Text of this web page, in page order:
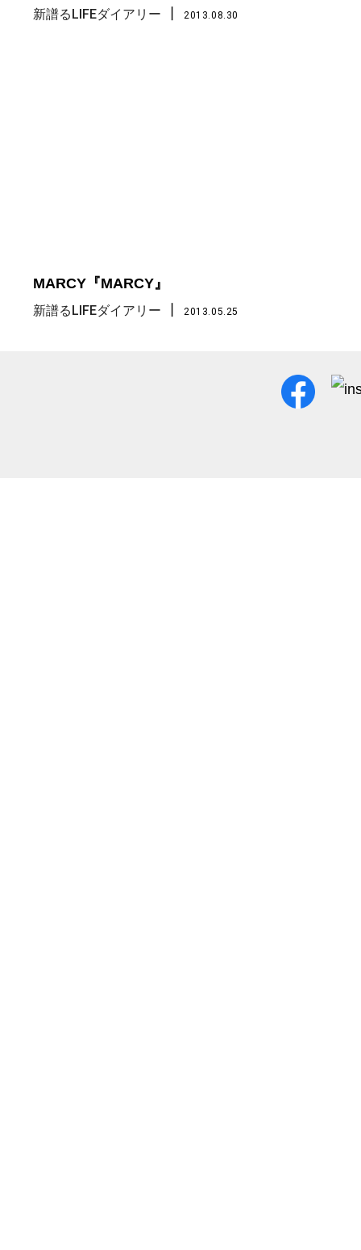
新譜るLIFEダイアリー 2013.08.30
MARCY『MARCY』
新譜るLIFEダイアリー 2013.05.25